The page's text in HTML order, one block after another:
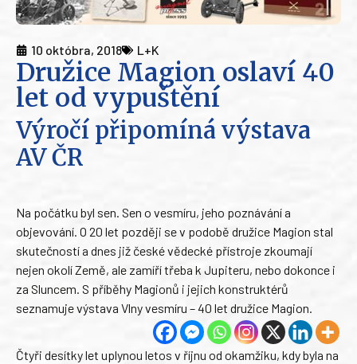
10 októbra, 2018 L+K
Družice Magion oslaví 40
let od vypuštění
Výročí připomíná výstava
AV ČR
Na počátku byl sen. Sen o vesmíru, jeho poznávání a
objevování. O 20 let později se v podobě družice Magion stal
skutečností a dnes již české vědecké přístroje zkoumají
nejen okolí Země, ale zamíří třeba k Jupiteru, nebo dokonce i
za Sluncem. S příběhy Magionů i jejich konstruktérů
seznamuje výstava Vlny vesmíru – 40 let družice Magion.
Čtyři desítky let uplynou letos v říjnu od okamžiku, kdy byla na